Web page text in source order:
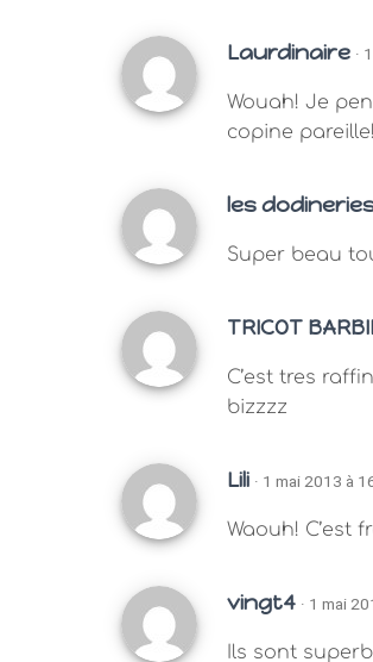
Laurdinaire ·
Wouah! Je
copine
les
Super beau
TRICOT
C’est tres
bizzzz
Lili · 1 mai 2013 à
Waouh! C’est
vingt4 · 1 mai
Ils sont